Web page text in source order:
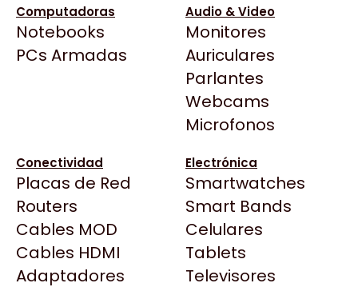
Computadoras
Notebooks
PCs Armadas
Audio & Video
Monitores
Auriculares
Parlantes
Webcams
Microfonos
Conectividad
Placas de Red
Routers
Cables MOD
Cables HDMI
Adaptadores
Electrónica
Smartwatches
Smart Bands
Celulares
Tablets
Televisores
BenQ
CX
Cooler Master
Deepcool
Dell
EVGA
Gamemax
Genesis
Genius
Todas las Tiendas
Click Gaming
Compufan Store
Dinobyte
Full H4rd
Gaming City
Gezatek
Ver producto en la página de The Gamer
Shop